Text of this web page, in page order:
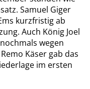
Samuel Giger
kurzfristig ab
Auch König Joel
wegen
Käser gab das
im ersten